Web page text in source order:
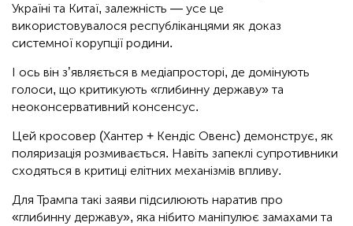
Україні та Китаї, залежність — усе це
використовувалося республіканцями як доказ
системної корупції родини.
І ось він з’являється в медіапросторі, де домінують
голоси, що критикують «глибинну державу» та
неоконсервативний консенсус.
Цей кросовер (Хантер + Кендіс Овенс) демонструє, як
поляризація розмивається. Навіть запеклі супротивники
сходяться в критиці елітних механізмів впливу.
Для Трампа такі заяви підсилюють наратив про
«глибинну державу», яка нібито маніпулює замахами та